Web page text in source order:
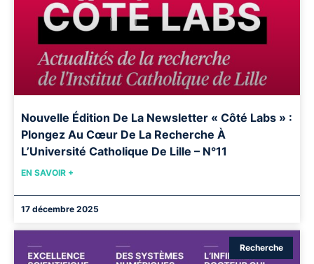
Nouvelle Édition De La Newsletter « Côté Labs » :
Plongez Au Cœur De La Recherche À
L’Université Catholique De Lille – N°11
EN SAVOIR +
17 décembre 2025
Recherche